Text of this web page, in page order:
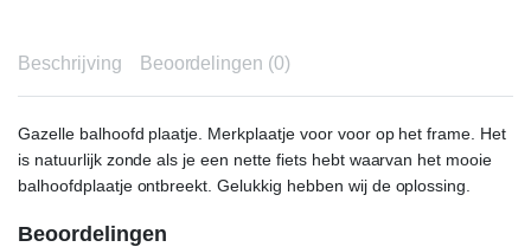
prijs
was:
€9.95.
prijs
is:
€4.50.
Beschrijving Beoordelingen (0)
Gazelle balhoofd plaatje. Merkplaatje voor voor op het frame. Het
is natuurlijk zonde als je een nette fiets hebt waarvan het mooie
balhoofdplaatje ontbreekt. Gelukkig hebben wij de oplossing.
Beoordelingen